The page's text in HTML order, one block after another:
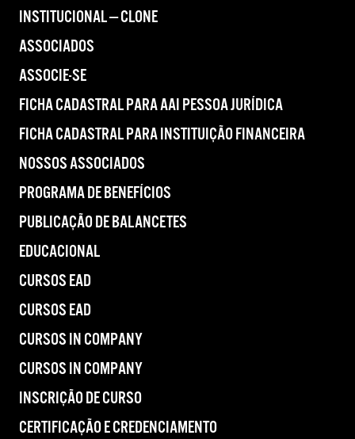
INSTITUCIONAL — CLONE
ASSOCIADOS
ASSOCIE-SE
FICHA CADASTRAL PARA AAI PESSOA JURÍDICA
FICHA CADASTRAL PARA INSTITUIÇÃO FINANCEIRA
NOSSOS ASSOCIADOS
PROGRAMA DE BENEFÍCIOS
PUBLICAÇÃO DE BALANCETES
EDUCACIONAL
CURSOS EAD
CURSOS EAD
CURSOS IN COMPANY
CURSOS IN COMPANY
INSCRIÇÃO DE CURSO
CERTIFICAÇÃO E CREDENCIAMENTO